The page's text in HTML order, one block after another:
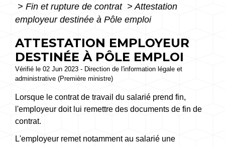
> Fin et rupture de contrat > Attestation
employeur destinée à Pôle emploi
ATTESTATION EMPLOYEUR
DESTINÉE À PÔLE EMPLOI
Vérifié le 02 Jun 2023 - Direction de l'information légale et
administrative (Première ministre)
Lorsque le contrat de travail du salarié prend fin,
l'employeur doit lui remettre des documents de fin de
contrat.
L'employeur remet notamment au salarié une